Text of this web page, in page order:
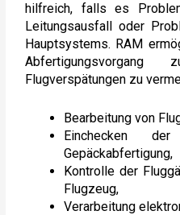
hilfreich, falls es
Leitungsausfall oder
Hauptsystems. RAM
Flugverspätungen zu
Bearbeitung von
Einchecken
Gepäckabfertigung,
Kontrolle der
Flugzeug,
Verarbeitung